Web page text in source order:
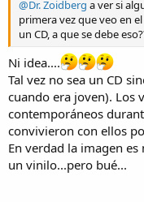
@Dr. Zoidberg a ver si
primera vez que veo en
un CD, a que se debe
Ni idea....
Tal vez no sea un CD
cuando era joven). Los
contemporáneos
convivieron con ellos
En verdad la imagen
un vinilo...pero bué...